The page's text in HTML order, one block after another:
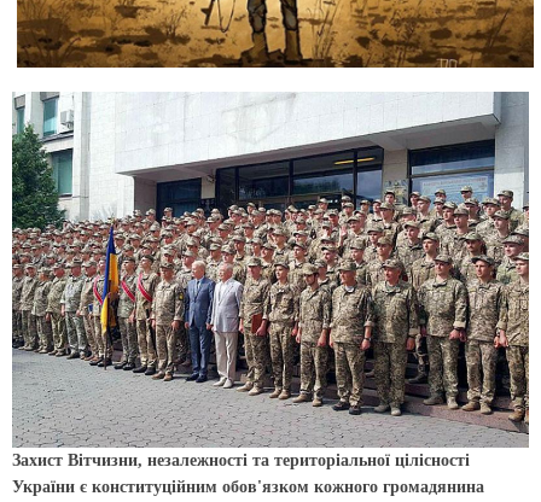
Захист Вітчизни, незалежності та територіальної цілісності
України є конституційним обов'язком кожного громадянина